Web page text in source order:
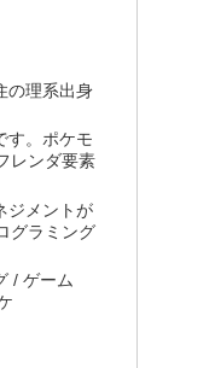
の理系出身
す。ポケモ
レンダ要素
ジメントが
グラミング
/ ゲーム